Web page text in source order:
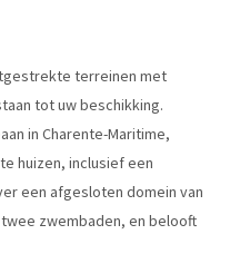
terreinen met
tot uw beschikking.
in Charente-Maritime,
huizen, inclusief een
een afgesloten domein van
zwembaden, en belooft